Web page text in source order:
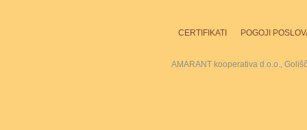
CERTIFIKATI POGOJI
AMARANT kooperativa d.o.o.,